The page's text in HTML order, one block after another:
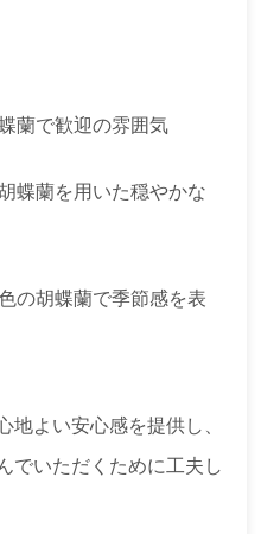
蘭で歓迎の雰囲気
蝶蘭を用いた穏やかな
の胡蝶蘭で季節感を表
よい安心感を提供し、
でいただくために工夫し